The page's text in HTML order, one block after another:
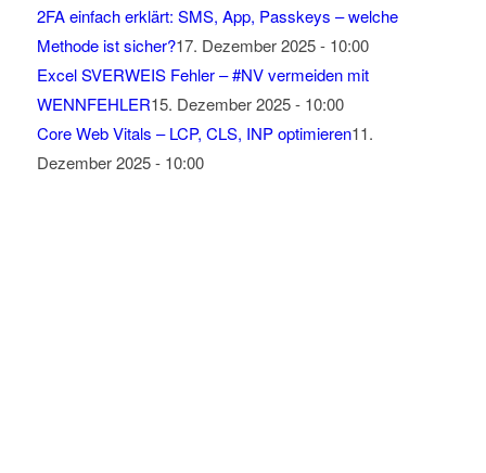
2FA einfach erklärt: SMS, App, Passkeys – welche
Methode ist sicher?17. Dezember 2025 - 10:00
Excel SVERWEIS Fehler – #NV vermeiden mit
WENNFEHLER15. Dezember 2025 - 10:00
Core Web Vitals – LCP, CLS, INP optimieren11.
Dezember 2025 - 10:00